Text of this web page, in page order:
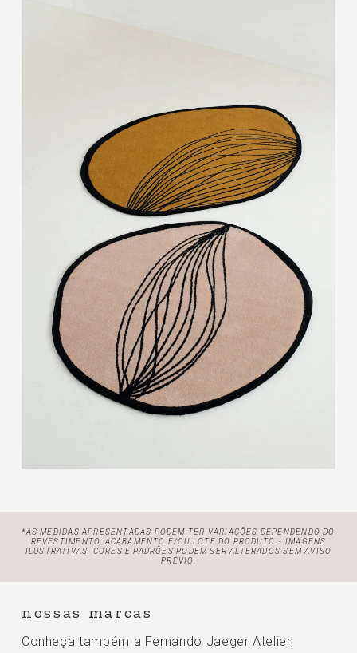
*AS MEDIDAS APRESENTADAS PODEM TER VARIAÇÕES DEPENDENDO DO
REVESTIMENTO, ACABAMENTO E/OU LOTE DO PRODUTO. - IMAGENS
ILUSTRATIVAS. CORES E PADRÕES PODEM SER ALTERADOS SEM AVISO
PRÉVIO.
nossas marcas
Conheça também a Fernando Jaeger Atelier,